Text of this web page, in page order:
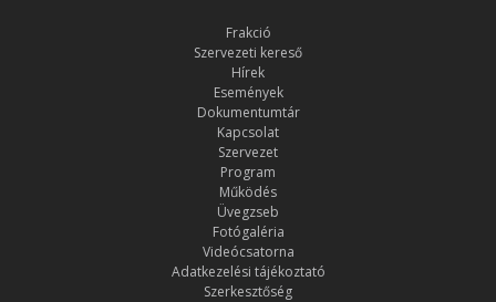
Frakció
Szervezeti kereső
Hírek
Események
Dokumentumtár
Kapcsolat
Szervezet
Program
Működés
Üvegzseb
Fotógaléria
Videócsatorna
Adatkezelési tájékoztató
Szerkesztőség